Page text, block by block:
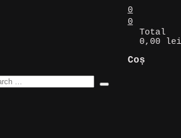
0
0
Total
0,00 lei
Coș